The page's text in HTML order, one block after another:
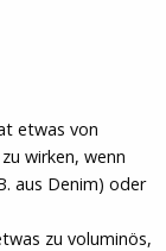
etwas von
wirken, wenn
aus Denim) oder
zu voluminös,